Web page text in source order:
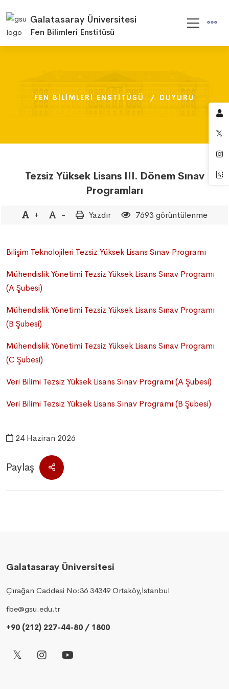
Galatasaray Üniversitesi
Fen Bilimleri Enstitüsü
FEN BILIMLERI ENSTITÜSÜ DUYURU
FEN BILIMLERI ENSTITÜSÜ DUYURU
FEN BILIMLERI ENSTITÜSÜ DUYURU
Tezsiz Yüksek Lisans III. Dönem Sınav
Programları
+ - Yazdır 7693 görüntülenme
Bilişim Teknolojileri Tezsiz Yüksek Lisans Sınav Programı
Mühendislik Yönetimi Tezsiz Yüksek Lisans Sınav Programı
(A Şubesi)
Mühendislik Yönetimi Tezsiz Yüksek Lisans Sınav Programı
(B Şubesi)
Mühendislik Yönetimi Tezsiz Yüksek Lisans Sınav Programı
(C Şubesi)
Veri Bilimi Tezsiz Yüksek Lisans Sınav Programı (A Şubesi)
Veri Bilimi Tezsiz Yüksek Lisans Sınav Programı (B Şubesi)
24 Haziran 2026
Paylaş
Galatasaray Üniversitesi
Çırağan Caddesi No:36 34349 Ortaköy,İstanbul
fbe@gsu.edu.tr
+90 (212) 227-44-80 / 1800